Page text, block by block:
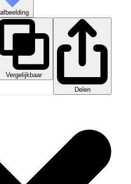
Vergelijkbaar
Delen